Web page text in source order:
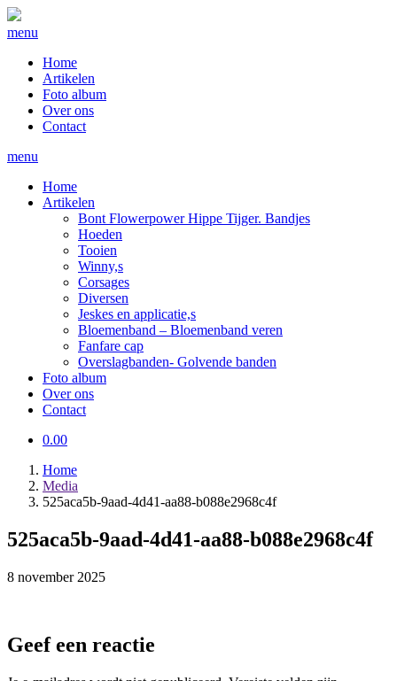
menu
Home
Artikelen
Foto album
Over ons
Contact
menu
Home
Artikelen
Bont Flowerpower Hippe Tijger. Bandjes
Hoeden
Tooien
Winny,s
Corsages
Diversen
Jeskes en applicatie,s
Bloemenband – Bloemenband veren
Fanfare cap
Overslagbanden- Golvende banden
Foto album
Over ons
Contact
0.00
Home
Media
525aca5b-9aad-4d41-aa88-b088e2968c4f
525aca5b-9aad-4d41-aa88-b088e2968c4f
8 november 2025
Geef een reactie